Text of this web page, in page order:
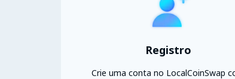
Registro
Crie uma conta no LocalCoinSwap